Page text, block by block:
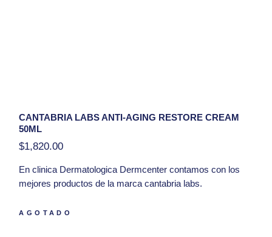
CANTABRIA LABS ANTI-AGING RESTORE CREAM
50ML
$1,820.00
En clinica Dermatologica Dermcenter contamos con los
mejores productos de la marca cantabria labs.
AGOTADO